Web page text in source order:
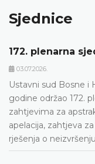
Sjednice
172. plenarna
03.07.2026.
Ustavni sud Bosne i
godine održao 172.
zahtjevima za
apelacija, zahtjeva
rješenja o